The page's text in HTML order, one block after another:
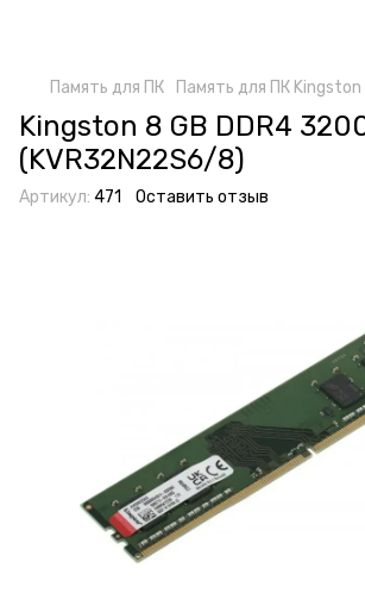
Память для ПК Память для ПК Kingston
Kingston 8 GB DDR4
(KVR32N22S6/8)
Артикул: 471 Оставить отзыв